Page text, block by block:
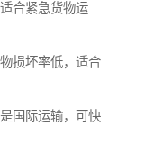
合紧急货物运
损坏率低，适合
国际运输，可快